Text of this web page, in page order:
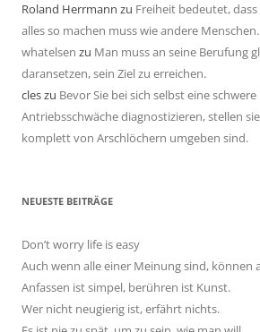
Roland Herrmann zu Freiheit bedeutet,
alles so machen muss wie andere Menschen.
whatelsen zu Man muss an seine Berufung
daransetzen, sein Ziel zu erreichen.
cleszu Bevor Sie bei sich selbst eine
Antriebsschwäche diagnostizieren, stellen
komplett von Arschlöchern umgeben sind.
NEUESTE BEITRÄGE
Don’t worry life is easy
Auch wenn alle einer Meinung sind, können
Anfassen ist simpel, berühren ist Kunst.
Wer nicht neugierig ist, erfährt nichts.